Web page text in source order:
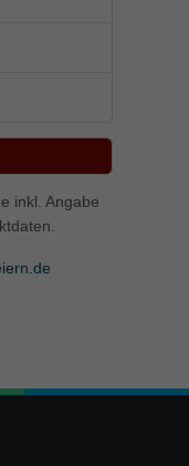
inkl. Angabe